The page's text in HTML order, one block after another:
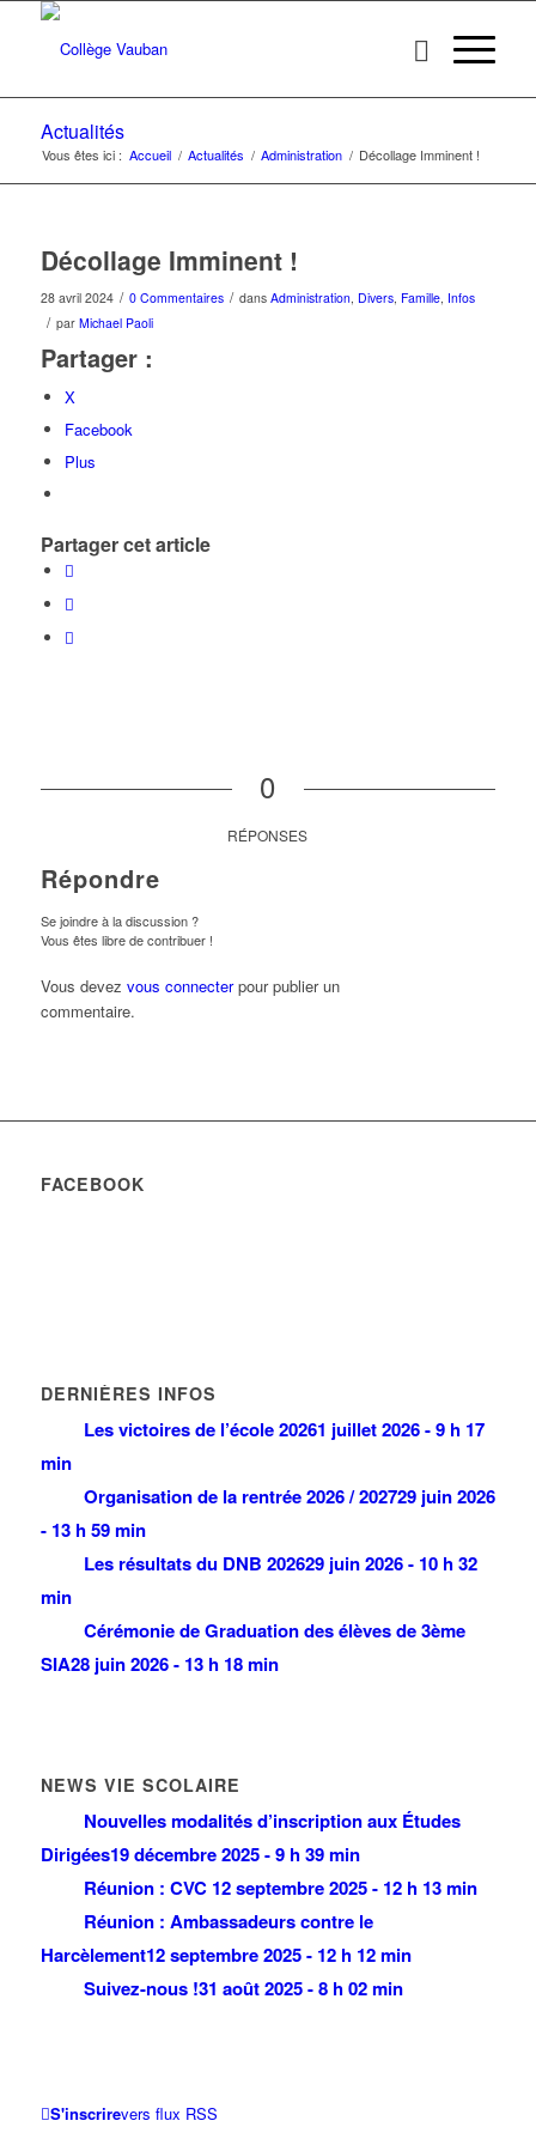
Actualités
Vous êtes ici : Accueil / Actualités / Administration / Décollage Imminent !
Décollage Imminent !
28 avril 2024 / 0 Commentaires / dans Administration, Divers, Famille, Infos
/ par Michael Paoli
Partager :
X
Facebook
Plus
Partager cet article
0
RÉPONSES
Répondre
Se joindre à la discussion ?
Vous êtes libre de contribuer !
Vous devez vous connecterpour publier un
commentaire.
FACEBOOK
DERNIÈRES INFOS
Les victoires de l’école 20261 juillet 2026 - 9 h 17
min
Organisation de la rentrée 2026 / 202729 juin 2026
- 13 h 59 min
Les résultats du DNB 202629 juin 2026 - 10 h 32
min
Cérémonie de Graduation des élèves de 3ème
SIA28 juin 2026 - 13 h 18 min
NEWS VIE SCOLAIRE
Nouvelles modalités d’inscription aux Études
Dirigées19 décembre 2025 - 9 h 39 min
Réunion : CVC 12 septembre 2025 - 12 h 13 min
Réunion : Ambassadeurs contre le
Harcèlement12 septembre 2025 - 12 h 12 min
Suivez-nous !31 août 2025 - 8 h 02 min
S'inscrirevers flux RSS